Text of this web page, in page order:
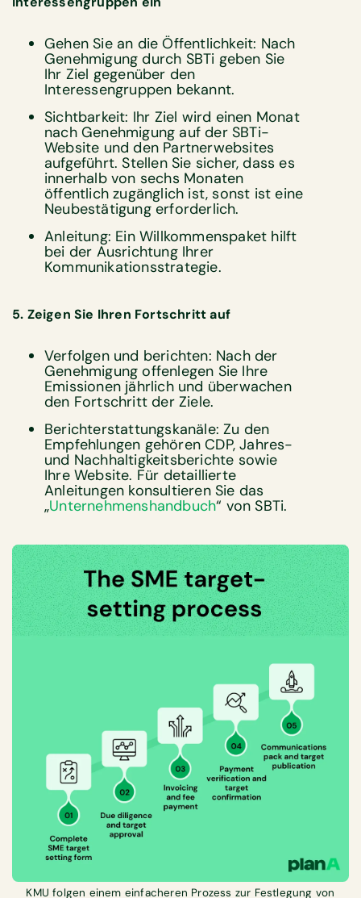
Gehen Sie an die Öffentlichkeit: Nach
Genehmigung durch SBTi geben Sie
Ihr Ziel gegenüber den
Interessengruppen bekannt.
Sichtbarkeit: Ihr Ziel wird einen Monat
nach Genehmigung auf der SBTi-
Website und den Partnerwebsites
aufgeführt. Stellen Sie sicher, dass es
innerhalb von sechs Monaten
öffentlich zugänglich ist, sonst ist eine
Neubestätigung erforderlich.
Anleitung: Ein Willkommenspaket hilft
bei der Ausrichtung Ihrer
Kommunikationsstrategie.
5. Zeigen Sie Ihren Fortschritt auf
Verfolgen und berichten: Nach der
Genehmigung offenlegen Sie Ihre
Emissionen jährlich und überwachen
den Fortschritt der Ziele.
Berichterstattungskanäle: Zu den
Empfehlungen gehören CDP, Jahres-
und Nachhaltigkeitsberichte sowie
Ihre Website. Für detaillierte
Anleitungen konsultieren Sie das
„Unternehmenshandbuch“ von SBTi.
KMU folgen einem einfacheren Prozess zur Festlegung von